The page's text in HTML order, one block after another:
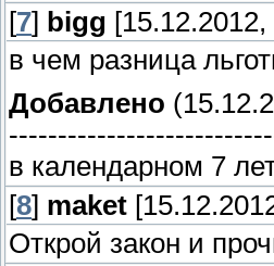
[7] bigg [15.12.2012,
в чем разница
Добавлено
в календарном 7
[8] maket
Открой закон и